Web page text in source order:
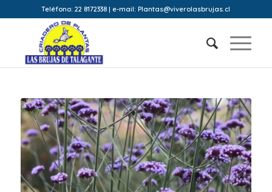
Teléfono: 22 8172338 | e-mail: Plantas@viverolasbrujas.cl